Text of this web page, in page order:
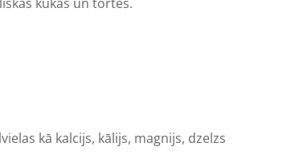
kā kalcijs, kālijs, magnijs, dzelzs